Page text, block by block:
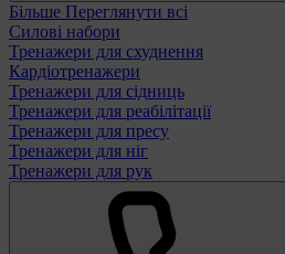
Більше Переглянути всі
Силові набори
Тренажери для схуднення
Кардіотренажери
Тренажери для сідниць
Тренажери для реабілітації
Тренажери для пресу
Тренажери для ніг
Тренажери для рук